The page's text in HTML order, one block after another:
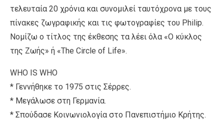
τελευταία 20 χρόνια και συνομιλεί ταυτόχρονα με τους
πίνακες ζωγραφικής και τις φωτογραφίες του Philip.
Νομίζω ο τίτλος της έκθεσης τα λέει όλα «Ο κύκλος
της Ζωής» ή «The Circle of Life».
WHO IS WHO
* Γεννήθηκε το 1975 στις Σέρρες.
* Μεγάλωσε στη Γερμανία.
* Σπούδασε Κοινωνιολογία στο Πανεπιστήμιο Κρήτης.